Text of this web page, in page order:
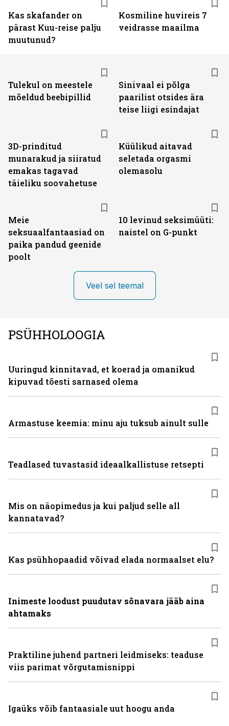
Kas skafander on
pärast Kuu-reise palju
muutunud?
Kosmiline huvireis 7
veidrasse maailma
Tulekul on meestele
mõeldud beebipillid
Sinivaal ei põlga
paarilist otsides ära
teise liigi esindajat
3D-prinditud
munarakud ja siiratud
emakas tagavad
täieliku soovahetuse
Küülikud aitavad
seletada orgasmi
olemasolu
Meie
seksuaalfantaasiad on
paika pandud geenide
poolt
10 levinud seksimüüti:
naistel on G-punkt
Veel sel teemal
PSÜHHOLOOGIA
Uuringud kinnitavad, et koerad ja omanikud
kipuvad tõesti sarnased olema
Armastuse keemia: minu aju tuksub ainult sulle
Teadlased tuvastasid ideaalkallistuse retsepti
Mis on näopimedus ja kui paljud selle all
kannatavad?
Kas psühhopaadid võivad elada normaalset elu?
Inimeste loodust puudutav sõnavara jääb aina
ahtamaks
Praktiline juhend partneri leidmiseks: teaduse
viis parimat võrgutamisnippi
Igaüks võib fantaasiale uut hoogu anda